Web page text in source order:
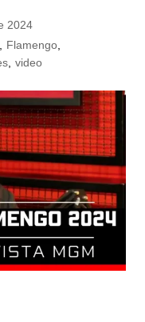
2024
Flamengo,
, video